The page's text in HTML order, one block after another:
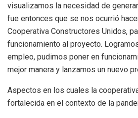
visualizamos la necesidad de
fue entonces que se nos ocurrió
Cooperativa Constructores Unidos,
funcionamiento al proyecto.
empleo, pudimos poner en
mejor manera y lanzamos un nuevo
Aspectos en los cuales la
fortalecida en el contexto de la